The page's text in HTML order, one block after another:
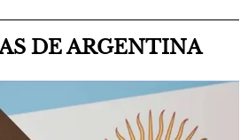
DE ARGENTINA